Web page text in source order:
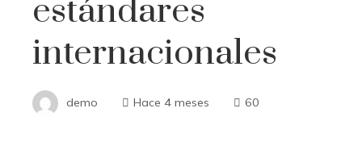
estándares
internacionales
demo Hace 4 meses 60